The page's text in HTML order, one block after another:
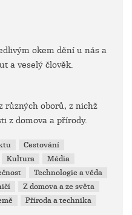
okem dění u nás a
a veselý člověk.
různých oborů, z nichž
z domova a přírody.
Cestování
Kultura
Média
Technologie a věda
Z domova a ze světa
Příroda a technika